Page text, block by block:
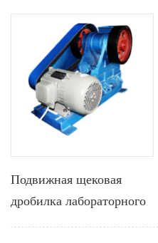
Подвижная щековая
дробилка лабораторного
масштаба